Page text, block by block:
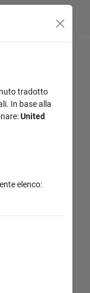
tradotto
In base alla
United
elenco: